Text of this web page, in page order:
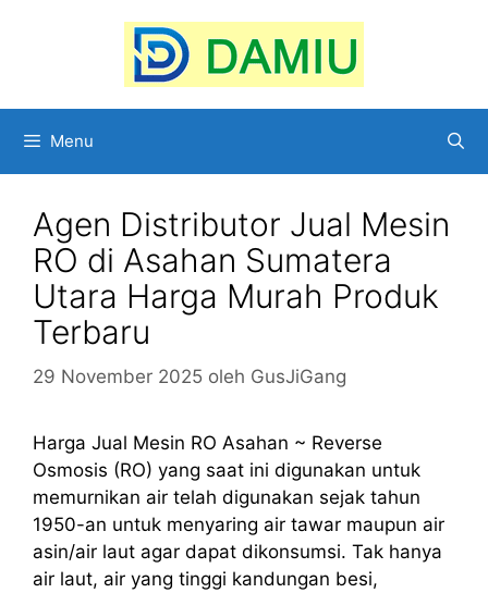
Menu
Agen Distributor Jual Mesin
RO di Asahan Sumatera
Utara Harga Murah Produk
Terbaru
29 November 2025 oleh GusJiGang
Harga Jual Mesin RO Asahan ~ Reverse
Osmosis (RO) yang saat ini digunakan untuk
memurnikan air telah digunakan sejak tahun
1950-an untuk menyaring air tawar maupun air
asin/air laut agar dapat dikonsumsi. Tak hanya
air laut, air yang tinggi kandungan besi,